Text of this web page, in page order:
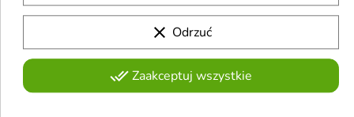

clear Odrzuć
done_allZaakceptuj wszystkie